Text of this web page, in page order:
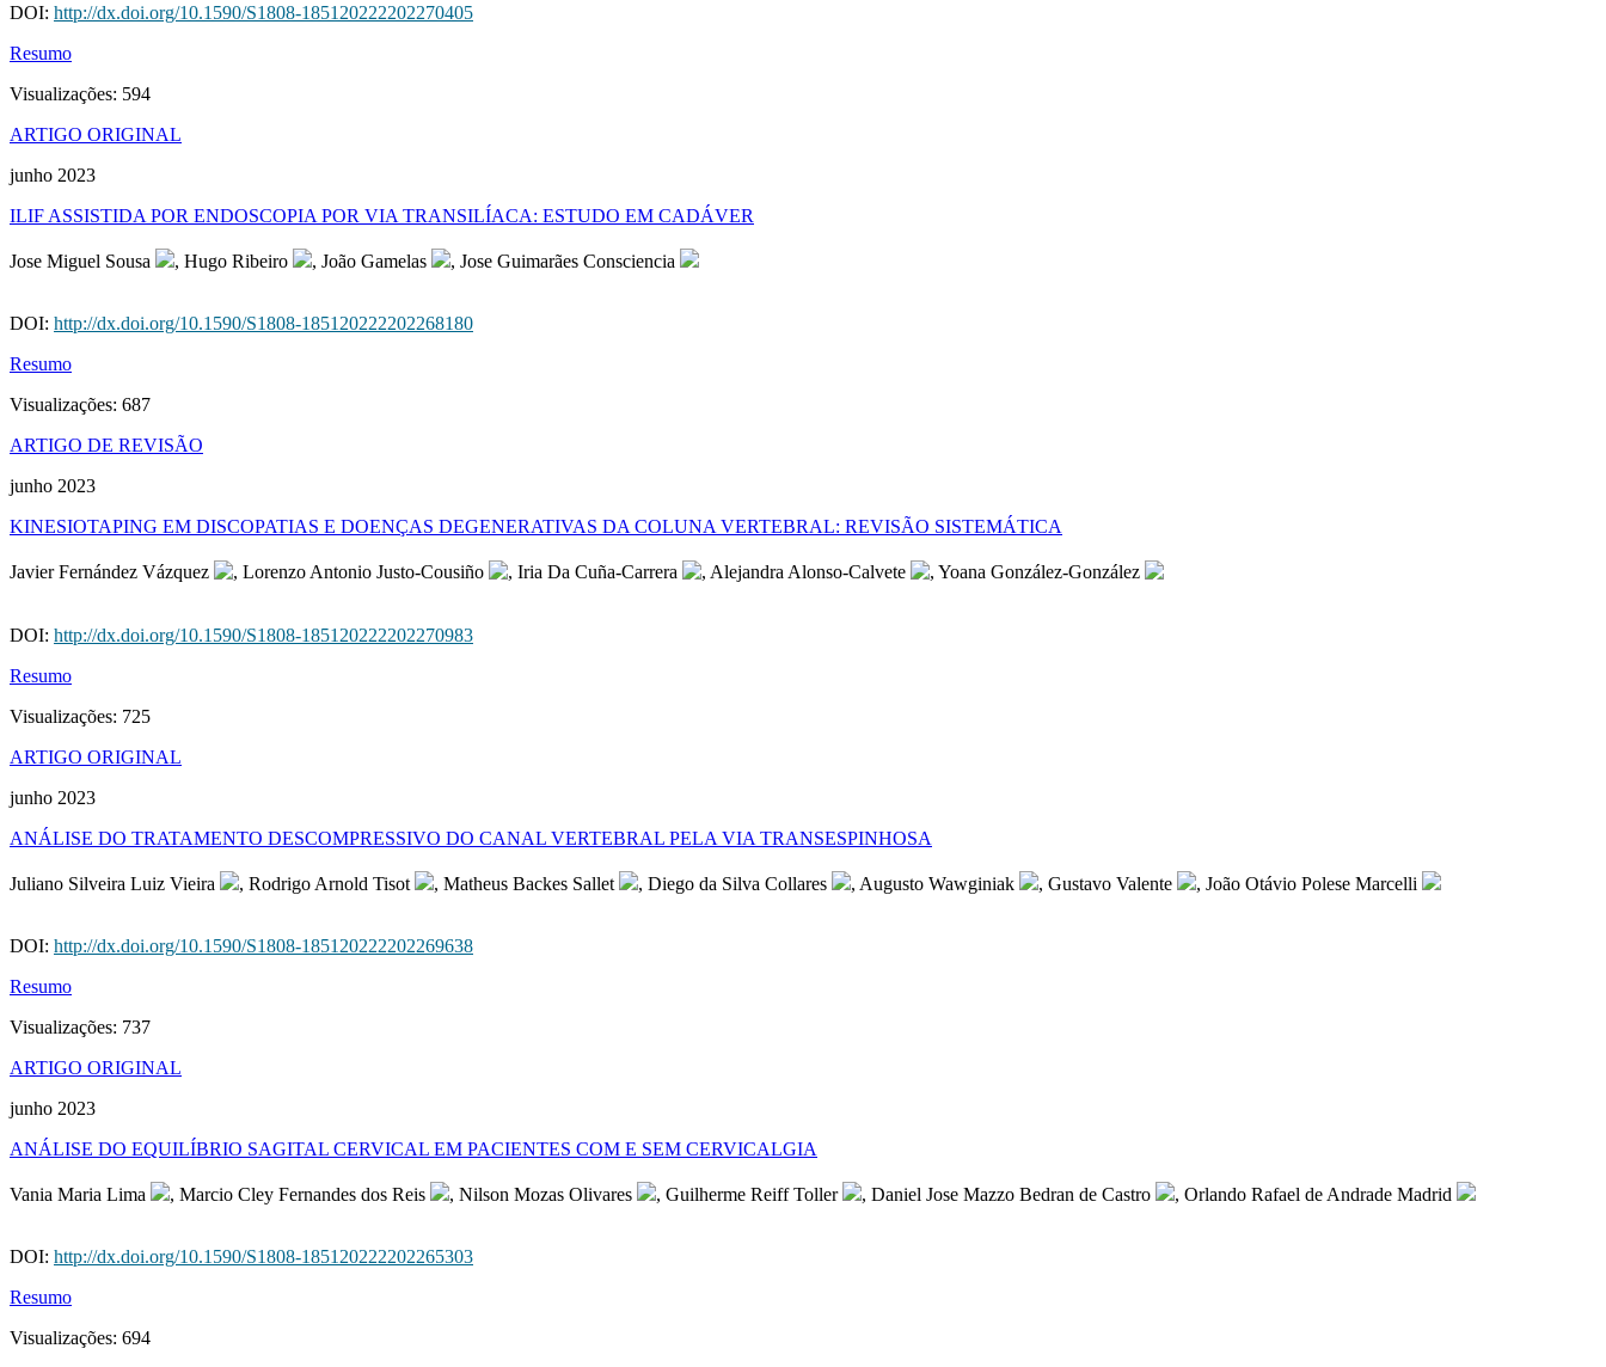
DOI: http://dx.doi.org/10.1590/S1808-185120222202270405
Resumo
Visualizações: 594
ARTIGO ORIGINAL
junho 2023
ILIF ASSISTIDA POR ENDOSCOPIA POR VIA TRANSILÍACA: ESTUDO EM CADÁVER
Jose Miguel Sousa , Hugo Ribeiro , João Gamelas , Jose Guimarães Consciencia
DOI: http://dx.doi.org/10.1590/S1808-185120222202268180
Resumo
Visualizações: 687
ARTIGO DE REVISÃO
junho 2023
KINESIOTAPING EM DISCOPATIAS E DOENÇAS DEGENERATIVAS DA COLUNA VERTEBRAL: REVISÃO SISTEMÁTICA
Javier Fernández Vázquez , Lorenzo Antonio Justo-Cousiño , Iria Da Cuña-Carrera , Alejandra Alonso-Calvete , Yoana González-González
DOI: http://dx.doi.org/10.1590/S1808-185120222202270983
Resumo
Visualizações: 725
ARTIGO ORIGINAL
junho 2023
ANÁLISE DO TRATAMENTO DESCOMPRESSIVO DO CANAL VERTEBRAL PELA VIA TRANSESPINHOSA
Juliano Silveira Luiz Vieira , Rodrigo Arnold Tisot , Matheus Backes Sallet , Diego da Silva Collares , Augusto Wawginiak , Gustavo Valente , João Otávio Polese Marcelli
DOI: http://dx.doi.org/10.1590/S1808-185120222202269638
Resumo
Visualizações: 737
ARTIGO ORIGINAL
junho 2023
ANÁLISE DO EQUILÍBRIO SAGITAL CERVICAL EM PACIENTES COM E SEM CERVICALGIA
Vania Maria Lima , Marcio Cley Fernandes dos Reis , Nilson Mozas Olivares , Guilherme Reiff Toller , Daniel Jose Mazzo Bedran de Castro , Orlando Rafael de Andrade Madrid
DOI: http://dx.doi.org/10.1590/S1808-185120222202265303
Resumo
Visualizações: 694